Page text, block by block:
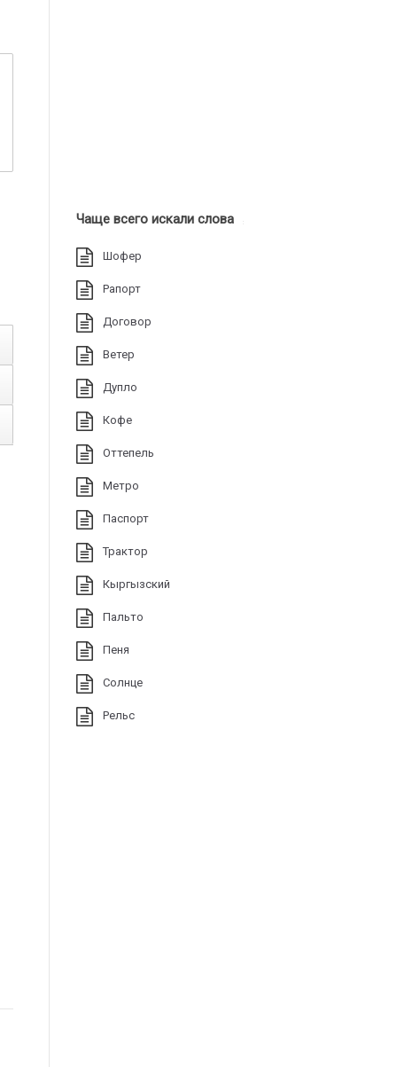
Чаще всего искали слова
Шофер
Рапорт
Договор
Ветер
Дупло
Кофе
Оттепель
Метро
Паспорт
Трактор
Кыргызский
Пальто
Пеня
Солнце
Рельс